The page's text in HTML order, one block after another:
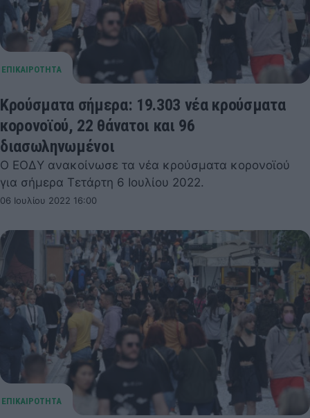
Κρούσματα σήμερα: 19.303 νέα κρούσματα
κορονοϊού, 22 θάνατοι και 96
διασωληνωμένοι
Ο ΕΟΔΥ ανακοίνωσε τα νέα κρούσματα κορονοϊού
για σήμερα Τετάρτη 6 Ιουλίου 2022.
06 Ιουλίου 2022 16:00